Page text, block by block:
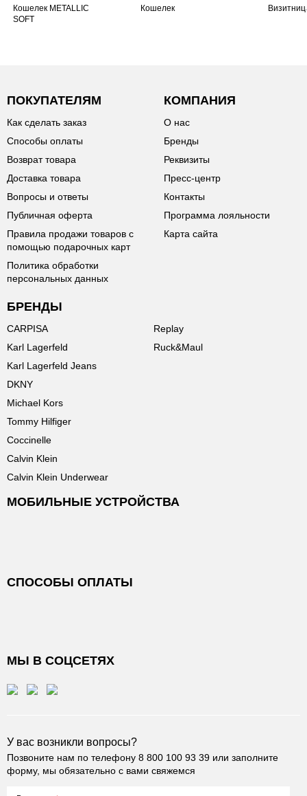
Кошелек METALLIC
SOFT
Кошелек
ПОКУПАТЕЛЯМ
Как сделать заказ
Способы оплаты
Возврат товара
Доставка товара
Вопросы и ответы
Публичная оферта
Правила продажи товаров с
помощью подарочных карт
Политика обработки
персональных данных
КОМПАНИЯ
О нас
Бренды
Реквизиты
Пресс-центр
Контакты
Программа лояльности
Карта сайта
БРЕНДЫ
CARPISA
Karl Lagerfeld
Karl Lagerfeld Jeans
DKNY
Michael Kors
Tommy Hilfiger
Coccinelle
Calvin Klein
Calvin Klein Underwear
Replay
Ruck&Maul
МОБИЛЬНЫЕ УСТРОЙСТВА
СПОСОБЫ ОПЛАТЫ
МЫ В СОЦСЕТЯХ
У вас возникли вопросы?
Позвоните нам по телефону 8 800 100 93 39 или заполните
форму, мы обязательно с вами свяжемся